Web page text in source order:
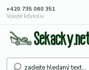
+420 735 060 351
Volejte kdykoliv